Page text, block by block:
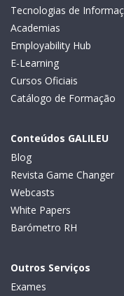
Tecnologias de
Academias
Employability Hub
E-Learning
Cursos Oficiais
Catálogo de Formação
Conteúdos GALILEU
Blog
Revista Game Changer
Webcasts
White Papers
Barómetro RH
Outros Serviços
Exames